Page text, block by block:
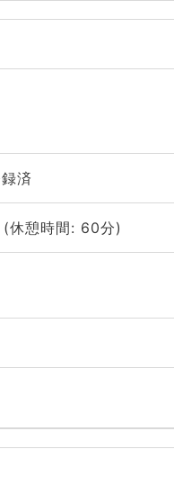
済
休憩時間: 60分)